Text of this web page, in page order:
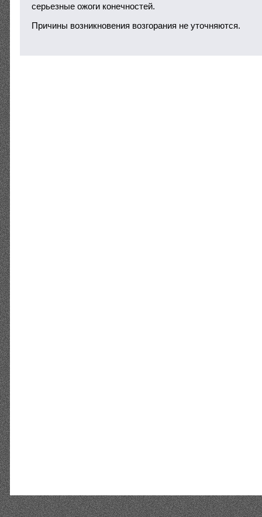
серьезные ожоги конечностей.
Причины возникновения возгорания не уточняются.